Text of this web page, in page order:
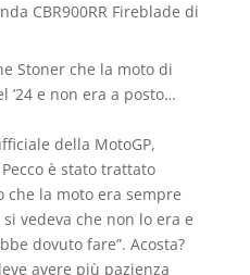
CBR900RR Fireblade di
Stoner che la moto di
’24 e non era a posto…
della MotoGP,
è stato trattato
la moto era sempre
vedeva che non lo era e
dovuto fare”. Acosta?
avere più pazienza